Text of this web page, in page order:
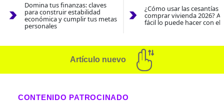
Domina tus finanzas: claves
para construir estabilidad
económica y cumplir tus metas
personales
¿Cómo usar las cesantías
comprar vivienda 2026?
fácil lo puede hacer con el
Artículo nuevo
CONTENIDO PATROCINADO